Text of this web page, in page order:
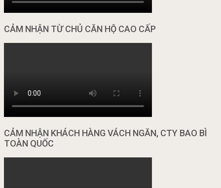
CẢM NHẬN TỪ CHỦ CĂN HỘ CAO CẤP
CẢM NHẬN KHÁCH HÀNG VÁCH NGĂN, CTY BAO BÌ
TOÀN QUỐC